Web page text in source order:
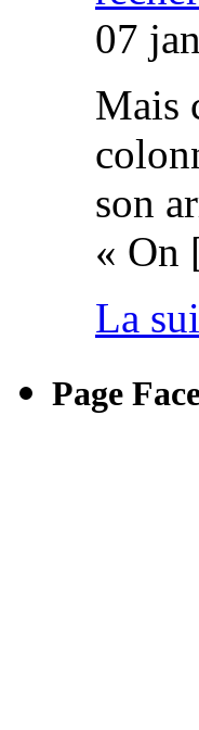
07
Mais
son
«
La
Page